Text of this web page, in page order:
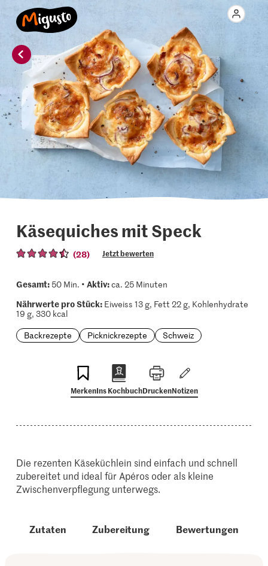
Käsequiches mit Speck
(28) Jetzt bewerten
Gesamt:50 Min. • Aktiv:ca. 25 Minuten
Nährwerte pro Stück:Eiweiss 13 g, Fett 22 g, Kohlenhydrate
19 g, 330 kcal
Backrezepte
Picknickrezepte Schweiz
MerkenIns KochbuchDruckenNotizen
Die rezenten Käseküchlein sind einfach und schnell
zubereitet und ideal für Apéros oder als kleine
Zwischenverpflegung unterwegs.
Zutaten Zubereitung Bewertungen